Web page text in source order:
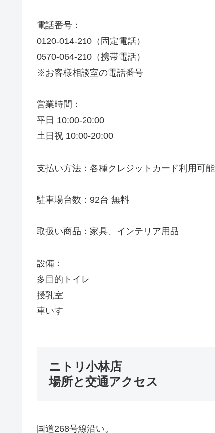
電話番号：
0120-014-210（固定電話）
0570-064-210（携帯電話）
※お客様相談室の電話番号
営業時間：
平日 10:00-20:00
土日祝 10:00-20:00
支払い方法：各種クレジットカード利用可能
駐車場台数：92台 無料
取扱い商品：家具、インテリア用品
設備：
多目的トイレ
授乳室
車いす
ニトリ小林店
場所と交通アクセス
国道268号線沿い。